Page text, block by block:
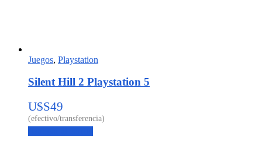
Juegos, Playstation
Silent Hill 2 Playstation 5
U$S49